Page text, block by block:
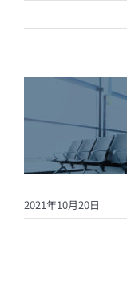
2021年10月20日